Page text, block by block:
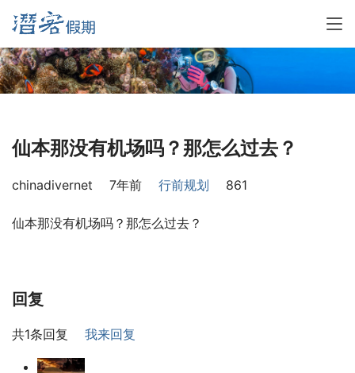
仙本那没有机场吗？那怎么过去？
chinadivernet 7年前 行前规划 861
仙本那没有机场吗？那怎么过去？
回复
共1条回复 我来回复